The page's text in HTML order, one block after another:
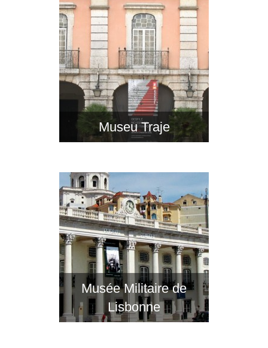
Museu Traje
Musée Militaire de
Lisbonne